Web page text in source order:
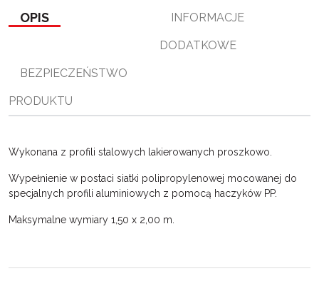
o
OPIS INFORMACJE
DODATKOWE
BEZPIECZEŃSTWO
PRODUKTU
Wykonana z profili stalowych lakierowanych proszkowo.
Wypełnienie w postaci siatki polipropylenowej mocowanej do
specjalnych profili aluminiowych z pomocą haczyków PP.
Maksymalne wymiary 1,50 x 2,00 m.